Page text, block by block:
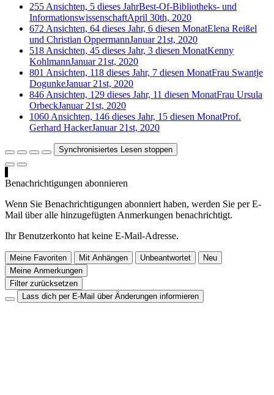
255 Ansichten, 5 dieses JahrBest-Of-Bibliotheks- und
InformationswissenschaftApril 30th, 2020
672 Ansichten, 64 dieses Jahr, 6 diesen MonatElena Reißel
und Christian OppermannJanuar 21st, 2020
518 Ansichten, 45 dieses Jahr, 3 diesen MonatKenny
KohlmannJanuar 21st, 2020
801 Ansichten, 118 dieses Jahr, 7 diesen MonatFrau Swantje
DogunkeJanuar 21st, 2020
846 Ansichten, 129 dieses Jahr, 11 diesen MonatFrau Ursula
OrbeckJanuar 21st, 2020
1060 Ansichten, 146 dieses Jahr, 15 diesen MonatProf.
Gerhard HackerJanuar 21st, 2020
Synchronisiertes Lesen stoppen
Benachrichtigungen abonnieren
Wenn Sie Benachrichtigungen abonniert haben, werden Sie per E-
Mail über alle hinzugefügten Anmerkungen benachrichtigt.
Ihr Benutzerkonto hat keine E-Mail-Adresse.
Meine Favoriten Mit Anhängen Unbeantwortet
Neu
Meine Anmerkungen
Filter zurücksetzen
Lass dich per E-Mail über Änderungen informieren